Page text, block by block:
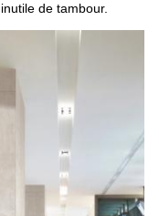
de tambour.